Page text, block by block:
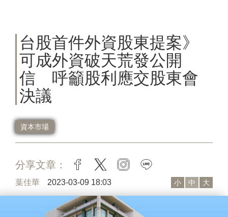
台股首件外資股東提案》
可成外資破天荒發公開
信 呼籲股利應交股東會
決議
資本市場
分享文章： facebook
twitter instagram
葉佳華 2023-03-09 18:03 小 中 大